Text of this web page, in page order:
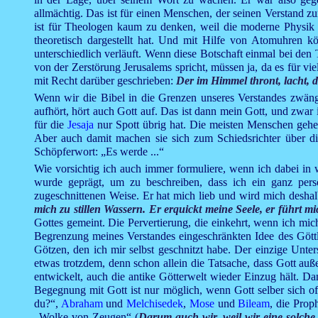
allmächtig. Das ist für einen Menschen, der seinen Verstand
ist für Theologen kaum zu denken, weil die moderne
theoretisch dargestellt hat. Und mit Hilfe von Atomuhren
unterschiedlich verläuft. Wenn diese Botschaft einmal bei
von der Zerstörung Jerusalems spricht, müssen ja, da es für
mit Recht darüber geschrieben: Der im Himmel thront, lacht,
Wenn wir die Bibel in die Grenzen unseres Verstandes
aufhört, hört auch Gott auf. Das ist dann mein Gott, und zwar
für die Jesaja nur Spott übrig hat. Die meisten Menschen
Aber auch damit machen sie sich zum Schiedsrichter über
Schöpferwort: „Es werde ...“
Wie vorsichtig ich auch immer formuliere, wenn ich dabei in
wurde geprägt, um zu beschreiben, dass ich ein ganz
zugeschnittenen Weise. Er hat mich lieb und wird mich
mich zu stillen Wassern. Er erquickt meine Seele, er führt
Gottes gemeint. Die Pervertierung, die einkehrt, wenn ich
Begrenzung meines Verstandes eingeschränkten Idee des
Götzen, den ich mir selbst geschnitzt habe. Der einzige
etwas trotzdem, denn schon allein die Tatsache, dass Gott
entwickelt, auch die antike Götterwelt wieder Einzug hält.
Begegnung mit Gott ist nur möglich, wenn Gott selber sich
du?“, AbrahamundMelchisedek, MoseundBileam, die